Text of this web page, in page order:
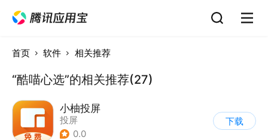
首页 软件 相关推荐
“酷喵心选”的相关推荐(27)
小柚投屏
投屏
0.0
下载